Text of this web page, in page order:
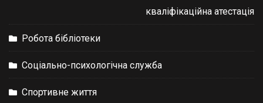
кваліфікаційна атестація
Робота бібліотеки
Соціально-психологічна служба
Спортивне життя